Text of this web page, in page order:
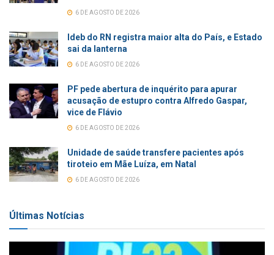
6 DE AGOSTO DE 2026
Ideb do RN registra maior alta do País, e Estado
sai da lanterna
6 DE AGOSTO DE 2026
PF pede abertura de inquérito para apurar
acusação de estupro contra Alfredo Gaspar,
vice de Flávio
6 DE AGOSTO DE 2026
Unidade de saúde transfere pacientes após
tiroteio em Mãe Luíza, em Natal
6 DE AGOSTO DE 2026
Últimas Notícias